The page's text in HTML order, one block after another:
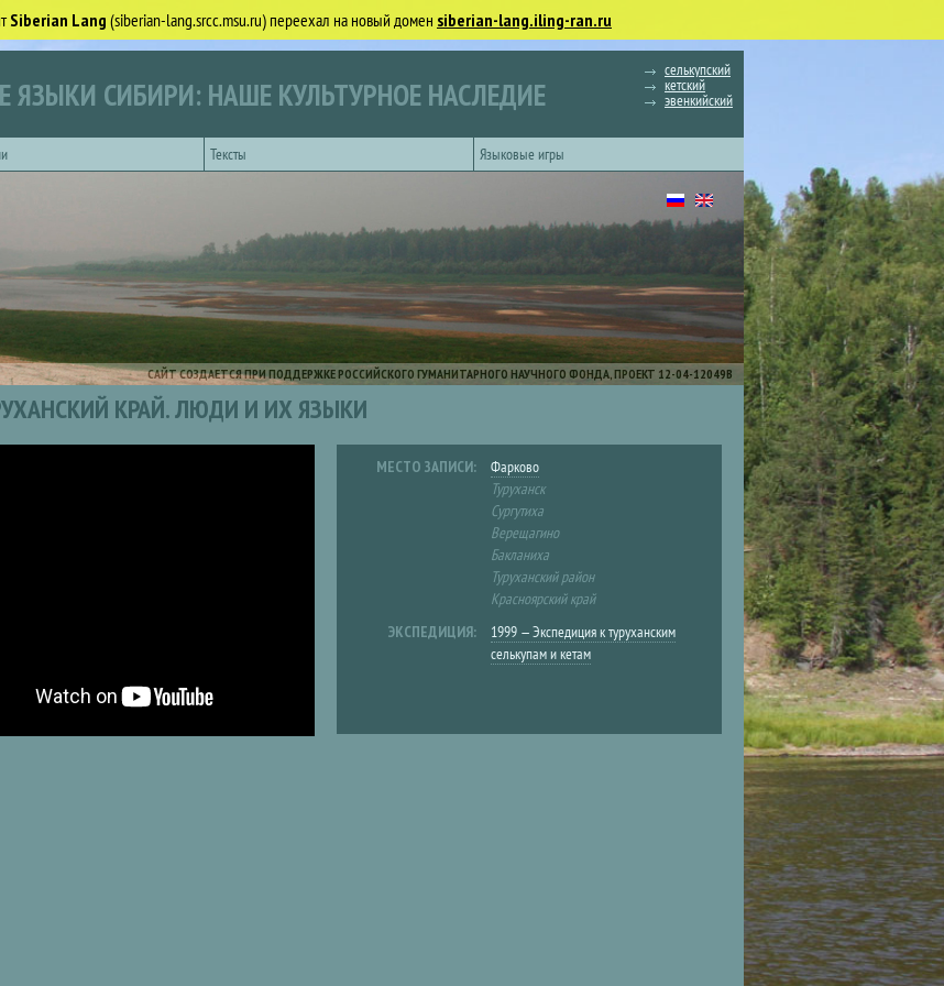
Siberian Lang (siberian-lang.srcc.msu.ru) переехал на новый домен siberian-lang.iling-ran.ru
ЯЗЫКИ СИБИРИ: НАШЕ КУЛЬТУРНОЕ НАСЛЕДИЕ
селькупский
кетский
эвенкийский
Тексты Языковые игры
САЙТ СОЗДАЕТСЯ ПРИ ПОДДЕРЖКЕ РОССИЙСКОГО ГУМАНИТАРНОГО НАУЧНОГО ФОНДА, ПРОЕКТ 12-04-12049В
КРАЙ. ЛЮДИ И ИХ ЯЗЫКИ
МЕСТО ЗАПИСИ:
Фарково
Туруханск
Сургутиха
Верещагино
Бакланиха
Туруханский район
Красноярский край
ЭКСПЕДИЦИЯ:
1999 — Экспедиция к туруханским
селькупам и кетам